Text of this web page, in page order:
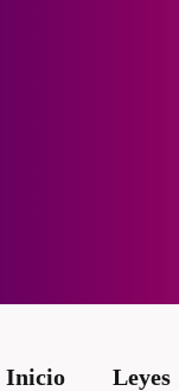
Inicio Leyes